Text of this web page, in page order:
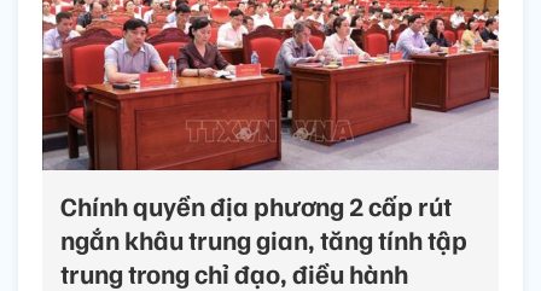
Chính quyền địa phương 2 cấp rút
ngắn khâu trung gian, tăng tính tập
trung trong chỉ đạo, điều hành